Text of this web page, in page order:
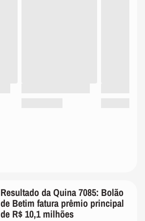
Resultado da Quina 7085: Bolão
de Betim fatura prêmio principal
de R$ 10,1 milhões